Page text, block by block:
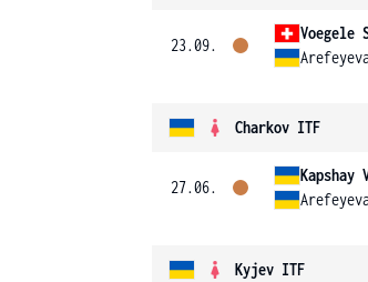
23.09.
Voegele
Charkov ITF
27.06.
Kapshay
Kyjev ITF